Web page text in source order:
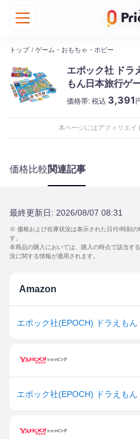
トップ / ゲーム・おもちゃ・ホビー
エポック社 ドラ
もん日本旅行ゲ
価格帯: 税込 3,391
本ページにはアフィリエイ
価格比較関連記事
最終更新日: 2026/08/07 08:31
※ 価格および在庫状況は表示された日付/時刻
す。
本商品の購入においては、購入の時点で該当す
況に関する情報が適用されます。
Amazon